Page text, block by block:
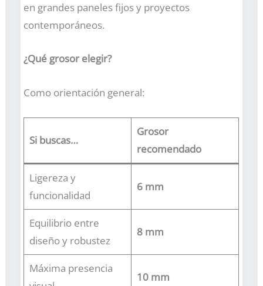
en grandes paneles fijos y proyectos
contemporáneos.
¿Qué grosor elegir?
Como orientación general:
Si buscas…
Grosor
recomendado
Ligereza y
funcionalidad
6 mm
Equilibrio entre
diseño y robustez
8 mm
Máxima presencia
10 mm